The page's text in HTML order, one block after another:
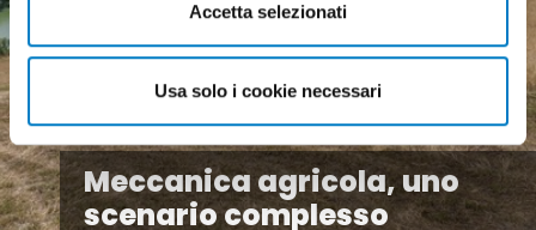
Accetta selezionati
Usa solo i cookie necessari
Meccanica agricola, uno
scenario complesso